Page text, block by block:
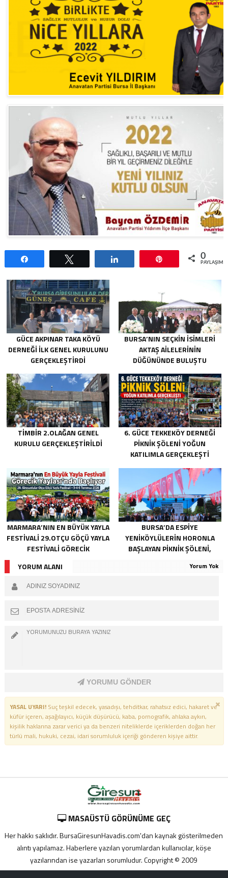
0
GÜCE AKPINAR TAKA KÖYÜ
DERNEĞI İLK GENEL KURULUNU
GERÇEKLEŞTIRDI
BURSA’NIN SEÇKIN İSIMLERI
AKTAŞ AILELERININ
DÜĞÜNÜNDE BULUŞTU
TİMBİR 2.OLAĞAN GENEL
KURULU GERÇEKLEŞTIRILDI
6. GÜCE TEKKEKÖY DERNEĞI
PIKNIK ŞÖLENI YOĞUN
KATILIMLA GERÇEKLEŞTI
MARMARA’NIN EN BÜYÜK YAYLA
FESTIVALI 29.OTÇU GÖÇÜ YAYLA
FESTIVALI GÖRECIK
BURSA’DA ESPIYE
YENIKÖYLÜLERIN HORONLA
BAŞLAYAN PIKNIK ŞÖLENI,
YORUM ALANI Yorum Yok
YORUMU GÖNDER
YASAL UYARI!Suç teşkil edecek, yasadışı, tehditkar, rahatsız edici, hakaret ve
küfür içeren, aşağılayıcı, küçük düşürücü, kaba, pornografik, ahlaka aykırı,
kişilik haklarına zarar verici ya da benzeri niteliklerde içeriklerden doğan her
türlü mali, hukuki, cezai, idari sorumluluk içeriği gönderen kişiye aittir.
MASAÜSTÜ GÖRÜNÜME GEÇ
Her hakkı saklıdır. BursaGiresunHavadis.com'dan kaynak gösterilmeden
alıntı yapılamaz. Haberlere yazılan yorumlardan kullanıcılar, köşe
yazılarından ise yazarları sorumludur. Copyright © 2009